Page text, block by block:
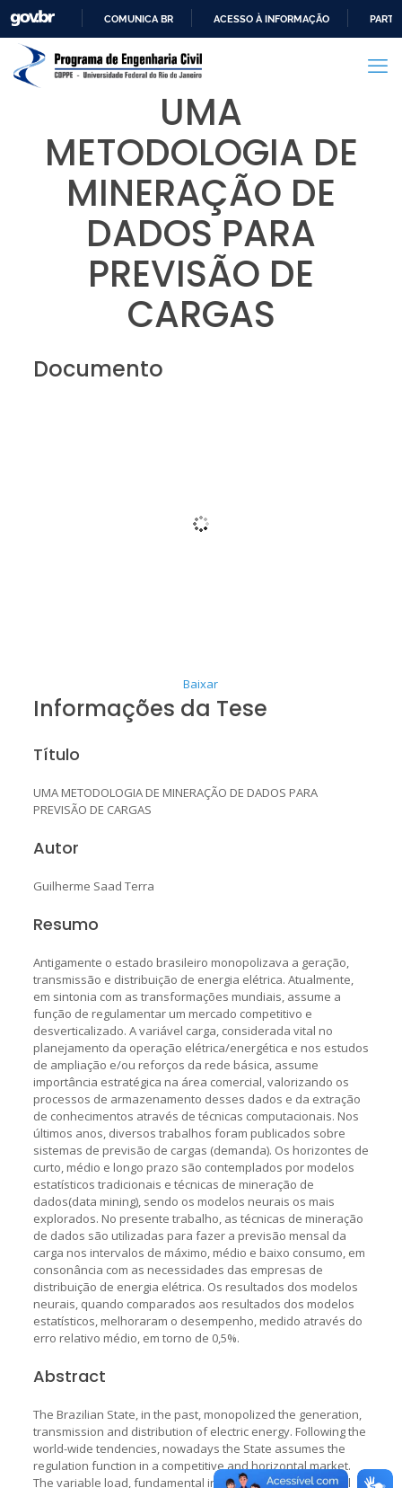
PARA
CONTEÚDO
COMUNICA BR ACESSO À INFORMAÇÃO
UMA
METODOLOGIA DE
MINERAÇÃO DE
DADOS PARA
PREVISÃO DE
CARGAS
Documento
Baixar
Informações da Tese
Título
UMA METODOLOGIA DE MINERAÇÃO DE DADOS PARA
PREVISÃO DE CARGAS
Autor
Guilherme Saad Terra
Resumo
Antigamente o estado brasileiro monopolizava a geração,
transmissão e distribuição de energia elétrica. Atualmente,
em sintonia com as transformações mundiais, assume a
função de regulamentar um mercado competitivo e
desverticalizado. A variável carga, considerada vital no
planejamento da operação elétrica/energética e nos estudos
de ampliação e/ou reforços da rede básica, assume
importância estratégica na área comercial, valorizando os
processos de armazenamento desses dados e da extração
de conhecimentos através de técnicas computacionais. Nos
últimos anos, diversos trabalhos foram publicados sobre
sistemas de previsão de cargas (demanda). Os horizontes de
curto, médio e longo prazo são contemplados por modelos
estatísticos tradicionais e técnicas de mineração de
dados(data mining), sendo os modelos neurais os mais
explorados. No presente trabalho, as técnicas de mineração
de dados são utilizadas para fazer a previsão mensal da
carga nos intervalos de máximo, médio e baixo consumo, em
consonância com as necessidades das empresas de
distribuição de energia elétrica. Os resultados dos modelos
neurais, quando comparados aos resultados dos modelos
estatísticos, melhoraram o desempenho, medido através do
erro relativo médio, em torno de 0,5%.
Abstract
The Brazilian State, in the past, monopolized the generation,
transmission and distribution of electric energy. Following the
world-wide tendencies, nowadays the State assumes the
regulation function in a competitive and horizontal market.
The variable load, fundamental in the plan of the electrical